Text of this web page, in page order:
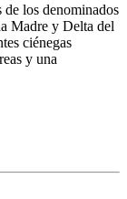
de los denominados
Madre y Delta del
ciénegas
y una